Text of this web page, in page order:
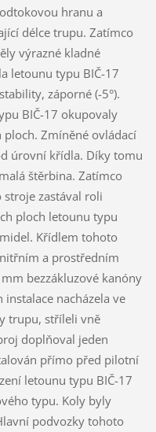
hranu a
délce trupu. Zatímco
výrazné kladné
letounu typu BIČ-17
záporné (-5°).
BIČ-17 okupovaly
Zmíněné ovládací
úrovní křídla. Díky tomu
štěrbina. Zatímco
zastával roli
ploch letounu typu
Křídlem tohoto
a prostředním
bezzákluzové kanóny
nacházela ve
trupu, stříleli vně
doplňoval jeden
přímo před pilotní
letounu typu BIČ-17
typu. Koly byly
podvozky tohoto